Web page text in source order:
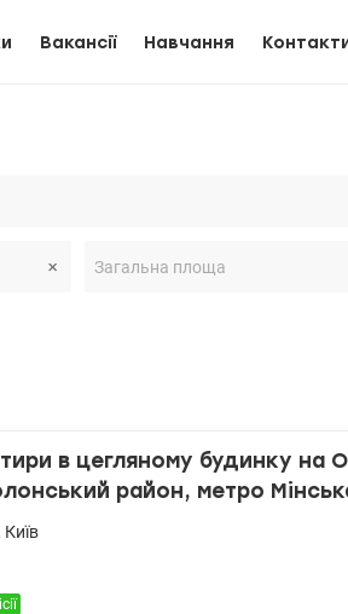
Вакансії Навчання
в цегляному будинку на
район, метро
Київ